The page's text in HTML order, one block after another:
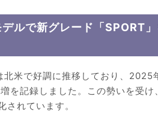
ルで新グレード「SPORT
北米で好調に推移しており、
を記録しました。この勢いを受
されています。